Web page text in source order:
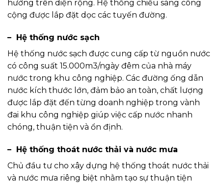
hưởng trên diện rộng. Hệ thống chiếu sáng công
cộng được lắp đặt dọc các tuyến đường.
– Hệ thống nước sạch
Hệ thống nước sạch được cung cấp từ nguồn nước
có công suất 15.000m3/ngày đêm của nhà máy
nước trong khu công nghiệp. Các đường ống dẫn
nước kích thước lớn, đảm bảo an toàn, chất lượng
được lắp đặt đến từng doanh nghiệp trong vành
đai khu công nghiệp giúp việc cấp nước nhanh
chóng, thuận tiện và ổn định.
– Hệ thống thoát nước thải và nước mưa
Chủ đầu tư cho xây dựng hệ thống thoát nước thải
và nước mưa riêng biệt nhằm tạo sự thuận tiện